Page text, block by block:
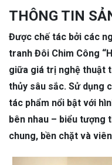
THÔNG TIN
Được chế tác bởi các
tranh Đôi Chim Công
giữa giá trị nghệ thuật
thủy sâu sắc. Sử dụng
tác phẩm nổi bật với
bên nhau – biểu tượng
chung, bền chặt và